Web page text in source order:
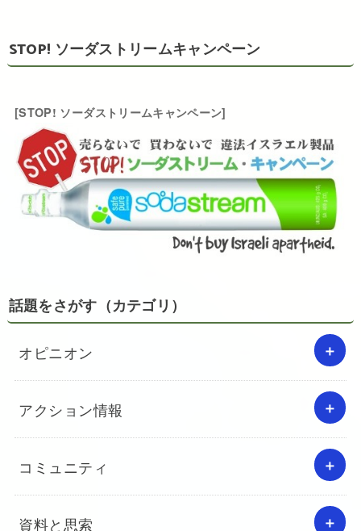
STOP! ソーダストリームキャンペーン
[STOP! ソーダストリームキャンペーン]
話題をさがす（カテゴリ）
オピニオン
アクション情報
コミュニティ
資料と思索